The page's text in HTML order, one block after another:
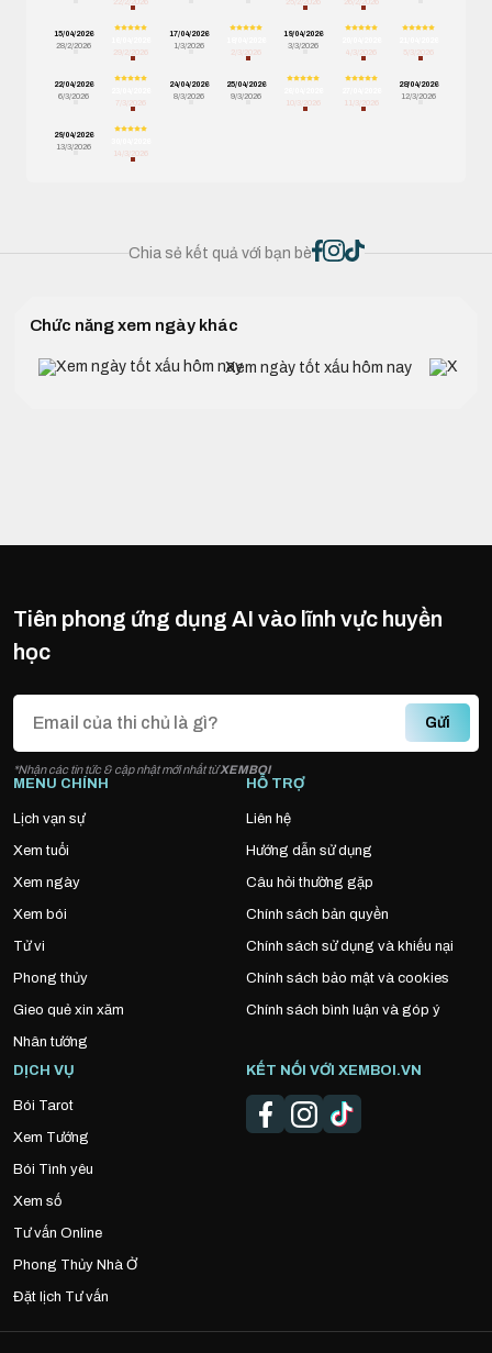
22/2/2026
25/2/2026
26/2/2026
15/04/2026
28/2/2026
29/2/2026
17/04/2026
1/3/2026
2/3/2026
19/04/2026
3/3/2026
4/3/2026
5/3/2026
22/04/2026
6/3/2026
7/3/2026
24/04/2026
8/3/2026
25/04/2026
9/3/2026
10/3/2026
11/3/2026
28/04/2026
12/3/2026
29/04/2026
13/3/2026
14/3/2026
Chia sẻ kết quả với bạn bè
Chức năng xem ngày khác
Xem ngày tốt xấu hôm nay
Tiên phong ứng dụng AI vào lĩnh vực huyền
học
Gửi
*Nhận các tin tức & cập nhật mới nhất từXEMBOI
MENU CHÍNH
Lịch vạn sự
Xem tuổi
Xem ngày
Xem bói
Tử vi
Phong thủy
Gieo quẻ xin xăm
Nhân tướng
HỖ TRỢ
Liên hệ
Hướng dẫn sử dụng
Câu hỏi thường gặp
Chính sách bản quyền
Chính sách sử dụng và khiếu nại
Chính sách bảo mật và cookies
Chính sách bình luận và góp ý
DỊCH VỤ
Bói Tarot
Xem Tướng
Bói Tình yêu
Xem số
Tư vấn Online
Phong Thủy Nhà Ở
Đặt lịch Tư vấn
KẾT NỐI VỚI XEMBOI.VN